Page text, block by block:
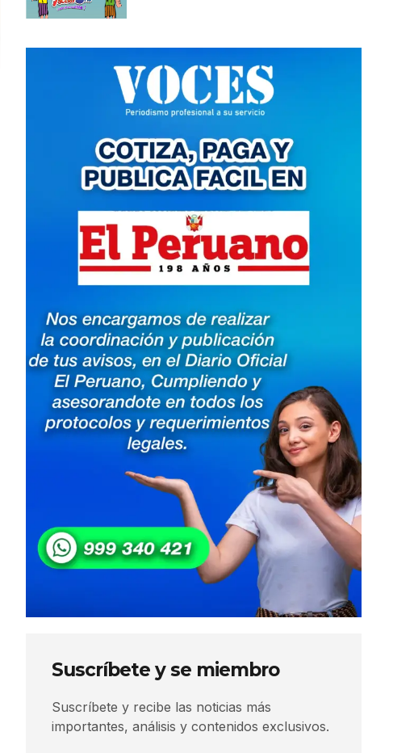
Suscríbete y se miembro
Suscríbete y recibe las noticias más
importantes, análisis y contenidos exclusivos.